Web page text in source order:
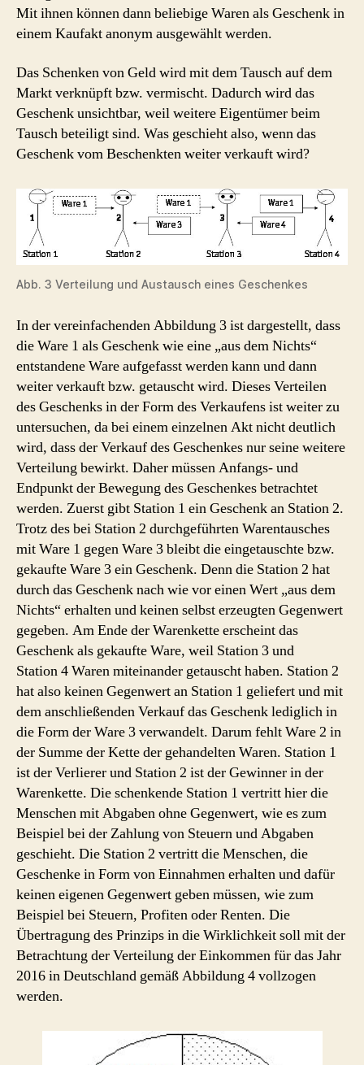
Mit ihnen können dann beliebige Waren als Geschenk in
einem Kaufakt anonym ausgewählt werden.
Das Schenken von Geld wird mit dem Tausch auf dem
Markt verknüpft bzw. vermischt. Dadurch wird das
Geschenk unsichtbar, weil weitere Eigentümer beim
Tausch beteiligt sind. Was geschieht also, wenn das
Geschenk vom Beschenkten weiter verkauft wird?
Abb. 3 Verteilung und Austausch eines Geschenkes
In der vereinfachenden Abbildung 3 ist dargestellt, dass
die Ware 1 als Geschenk wie eine „aus dem Nichts“
entstandene Ware aufgefasst werden kann und dann
weiter verkauft bzw. getauscht wird. Dieses Verteilen
des Geschenks in der Form des Verkaufens ist weiter zu
untersuchen, da bei einem einzelnen Akt nicht deutlich
wird, dass der Verkauf des Geschenkes nur seine weitere
Verteilung bewirkt. Daher müssen Anfangs- und
Endpunkt der Bewegung des Geschenkes betrachtet
werden. Zuerst gibt Station 1 ein Geschenk an Station 2.
Trotz des bei Station 2 durchgeführten Warentausches
mit Ware 1 gegen Ware 3 bleibt die eingetauschte bzw.
gekaufte Ware 3 ein Geschenk. Denn die Station 2 hat
durch das Geschenk nach wie vor einen Wert „aus dem
Nichts“ erhalten und keinen selbst erzeugten Gegenwert
gegeben. Am Ende der Warenkette erscheint das
Geschenk als gekaufte Ware, weil Station 3 und
Station 4 Waren miteinander getauscht haben. Station 2
hat also keinen Gegenwert an Station 1 geliefert und mit
dem anschließenden Verkauf das Geschenk lediglich in
die Form der Ware 3 verwandelt. Darum fehlt Ware 2 in
der Summe der Kette der gehandelten Waren. Station 1
ist der Verlierer und Station 2 ist der Gewinner in der
Warenkette. Die schenkende Station 1 vertritt hier die
Menschen mit Abgaben ohne Gegenwert, wie es zum
Beispiel bei der Zahlung von Steuern und Abgaben
geschieht. Die Station 2 vertritt die Menschen, die
Geschenke in Form von Einnahmen erhalten und dafür
keinen eigenen Gegenwert geben müssen, wie zum
Beispiel bei Steuern, Profiten oder Renten. Die
Übertragung des Prinzips in die Wirklichkeit soll mit der
Betrachtung der Verteilung der Einkommen für das Jahr
2016 in Deutschland gemäß Abbildung 4 vollzogen
werden.